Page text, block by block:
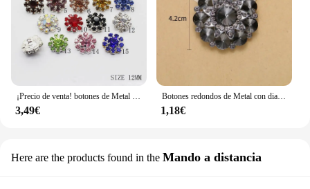
¡Precio de venta! botones de Metal para ropa 10 unids/lote 12mm, botones de costura de diamantes de imitación, accesorios decorativos hechos a mano
3,49€
Botones redondos de Metal con diamantes de imitación, 1 piezas, vástago, cinta de invitación, decoración de boda, bricolaje para coser abrigo de piel
1,18€
Here are the products found in the Mando a distancia